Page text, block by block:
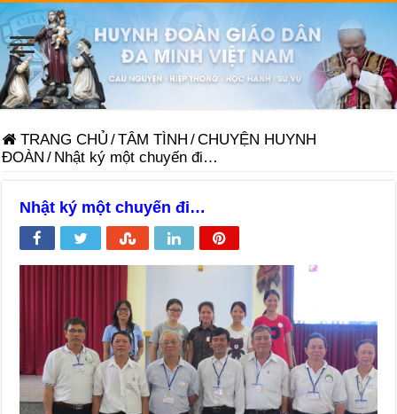
TRANG CHỦ /TÂM TÌNH /CHUYỆN HUYNH
ĐOÀN / Nhật ký một chuyến đi…
Nhật ký một chuyến đi…